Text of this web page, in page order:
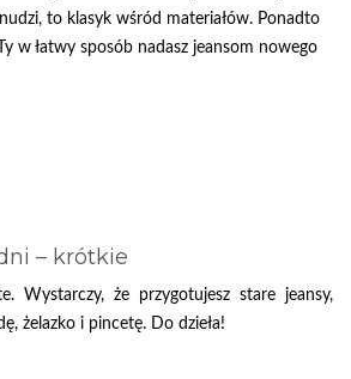
to klasyk wśród materiałów. Ponadto
w łatwy sposób nadasz jeansom nowego
– krótkie
Wystarczy, że przygotujesz stare jeansy,
żelazko i pincetę. Do dzieła!